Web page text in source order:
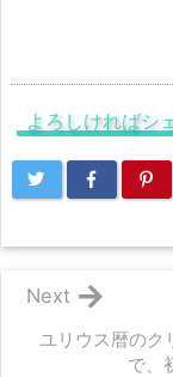
よろしければシ
ユリウス暦のク
で、
Next